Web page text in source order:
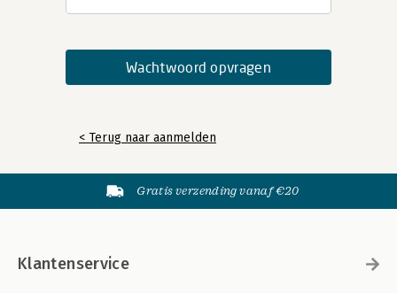
< Terug naar aanmelden
Gratis verzending vanaf €20
Klantenservice